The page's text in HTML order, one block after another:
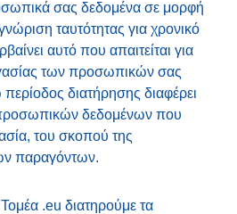
σας δεδομένα σε μορφή
ταυτότητας για χρονικό
αυτό που απαιτείται για
των προσωπικών σας
διατήρησης διαφέρει
δεδομένων που
του σκοπού της
παραγόντων.
.eu διατηρούμε τα